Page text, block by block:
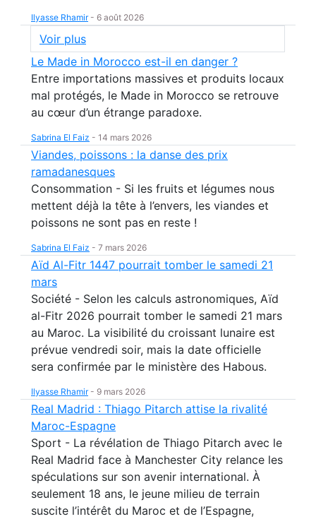
Ilyasse Rhamir- 6 août 2026
Voir plus
Le Made in Morocco est-il en danger ?
Entre importations massives et produits locaux
mal protégés, le Made in Morocco se retrouve
au cœur d’un étrange paradoxe.
Sabrina El Faiz - 14 mars 2026
Viandes, poissons : la danse des prix
ramadanesques
Consommation - Si les fruits et légumes nous
mettent déjà la tête à l’envers, les viandes et
poissons ne sont pas en reste !
Sabrina El Faiz - 7 mars 2026
Aïd Al-Fitr 1447 pourrait tomber le samedi 21
mars
Société - Selon les calculs astronomiques, Aïd
al-Fitr 2026 pourrait tomber le samedi 21 mars
au Maroc. La visibilité du croissant lunaire est
prévue vendredi soir, mais la date officielle
sera confirmée par le ministère des Habous.
Ilyasse Rhamir- 9 mars 2026
Real Madrid : Thiago Pitarch attise la rivalité
Maroc-Espagne
Sport - La révélation de Thiago Pitarch avec le
Real Madrid face à Manchester City relance les
spéculations sur son avenir international. À
seulement 18 ans, le jeune milieu de terrain
suscite l’intérêt du Maroc et de l’Espagne,